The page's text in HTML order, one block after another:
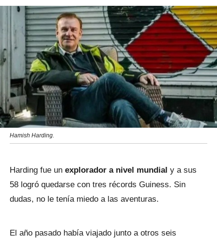
Hamish Harding.
Harding fue un explorador a nivel mundial y a sus
58 logró quedarse con tres récords Guiness. Sin
dudas, no le tenía miedo a las aventuras.
El año pasado había viajado junto a otros seis